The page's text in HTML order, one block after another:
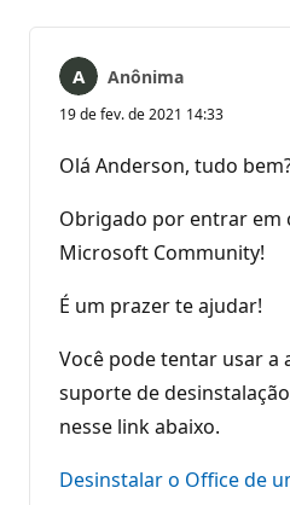
Anônima
19 de fev. de 2021 14:33
Olá Anderson, tudo
Obrigado por entrar em
Microsoft Community!
É um prazer te ajudar!
Você pode tentar usar a
suporte de
nesse link abaixo.
Desinstalar o Office de